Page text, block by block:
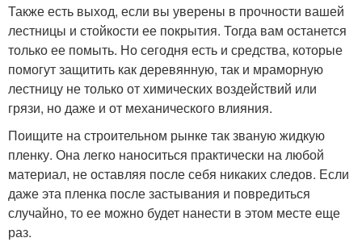
Также есть выход, если вы уверены в прочности вашей
лестницы и стойкости ее покрытия. Тогда вам останется
только ее помыть. Но сегодня есть и средства, которые
помогут защитить как деревянную, так и мраморную
лестницу не только от химических воздействий или
грязи, но даже и от механического влияния.
Поищите на строительном рынке так званую жидкую
пленку. Она легко наноситься практически на любой
материал, не оставляя после себя никаких следов. Если
даже эта пленка после застывания и повредиться
случайно, то ее можно будет нанести в этом месте еще
раз.